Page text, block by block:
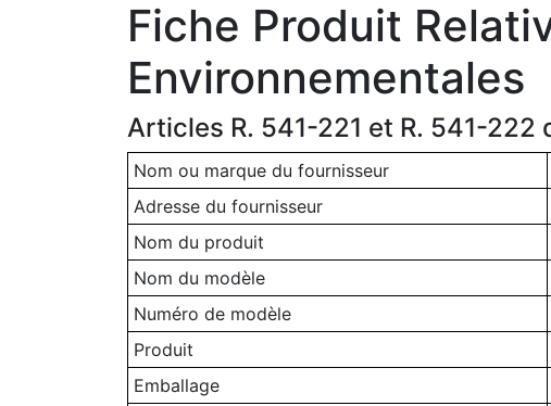
Fiche Produit
Environnementales
Articles R. 541-221 et R. 541-222
Nom ou marque du fournisseur
Adresse du fournisseur
Nom du produit
Nom du modèle
Numéro de modèle
Produit
Emballage